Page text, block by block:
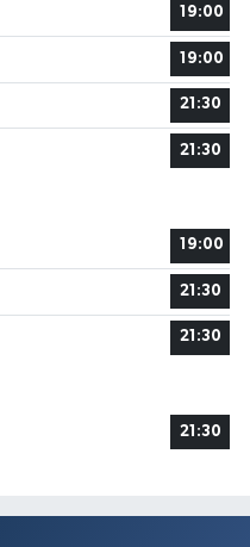
19:00
19:00
21:30
21:30
19:00
21:30
21:30
21:30